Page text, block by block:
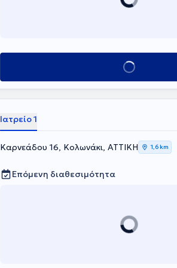
Κλείσε ραντεβού
Ιατρείο 1
Καρνεάδου 16, Κολωνάκι, ΑΤΤΙΚΗ 1,6 km
Επόμενη διαθεσιμότητα